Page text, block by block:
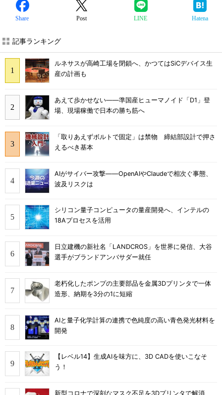
Share Post LINE Hatena
記事ランキング
ルネサスが高崎工場を閉鎖へ、かつてはSiCデバイス生
産の計画も
あえて歩かせない――準国産ヒューマノイド「D1」登
場、現場稼働で日本の勝ち筋へ
「取りあえずボルトで固定」は禁物 締結部設計で押さ
えるべき基本
AIがサイバー攻撃――OpenAIやClaudeで相次ぐ事態、
波及リスクは
シリコン量子コンピュータの量産開発へ、インテルの
18Aプロセスを活用
日立建機の新社名「LANDCROS」を世界に発信、大谷
選手がブランドアンバサダー就任
老朽化したポンプの主要部品を金属3Dプリンタで一体
造形、納期を3分の1に短縮
AIと量子化学計算の連携で色純度の高い青色発光材料を
開発
【レベル14】生成AIを味方に、3D CADを使いこなそ
う！
新型コロナで深刻なマスク不足を3Dプリンタで解消、